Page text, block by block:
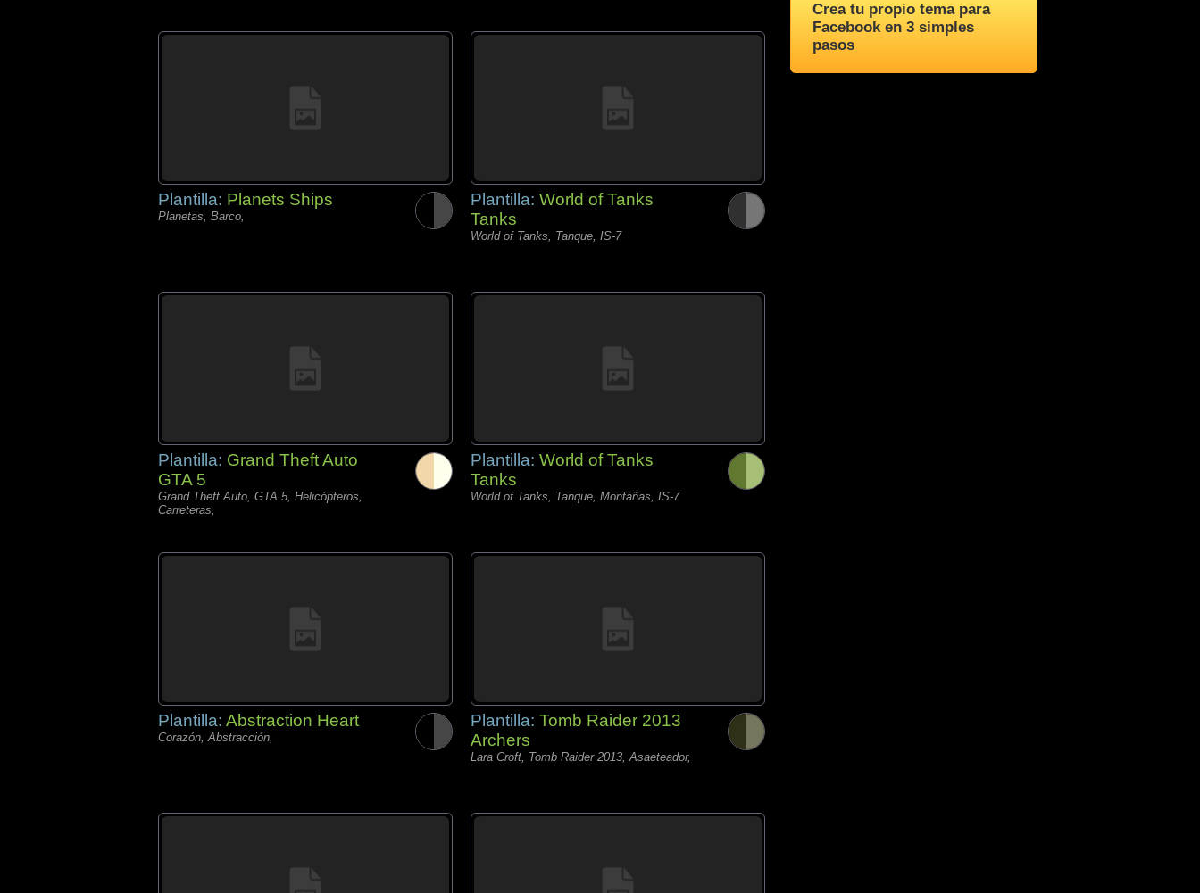
Plantilla: Planets Ships
Planetas, Barco,
Plantilla: World of Tanks
Tanks
World of Tanks, Tanque, IS-7
Plantilla: Grand Theft Auto
GTA 5
Grand Theft Auto, GTA 5, Helicópteros,
Carreteras,
Plantilla: World of Tanks
Tanks
World of Tanks, Tanque, Montañas, IS-7
Plantilla: Abstraction Heart
Corazón, Abstracción,
Plantilla: Tomb Raider 2013
Archers
Lara Croft, Tomb Raider 2013, Asaeteador,
Crea tu propio tema para
Facebook en 3 simples
pasos